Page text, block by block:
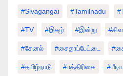
#sivagangai #tamilnadu
#TV #இதழ் #இன்று
#சேனல் #சைதாப்பேட்டை
#தமிழ்நாடு #பத்திரிகை